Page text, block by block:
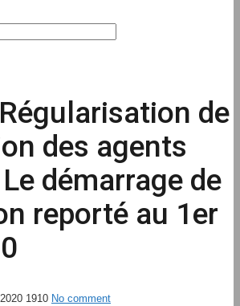
de
des agents
démarrage de
reporté au 1er
1910 No comment